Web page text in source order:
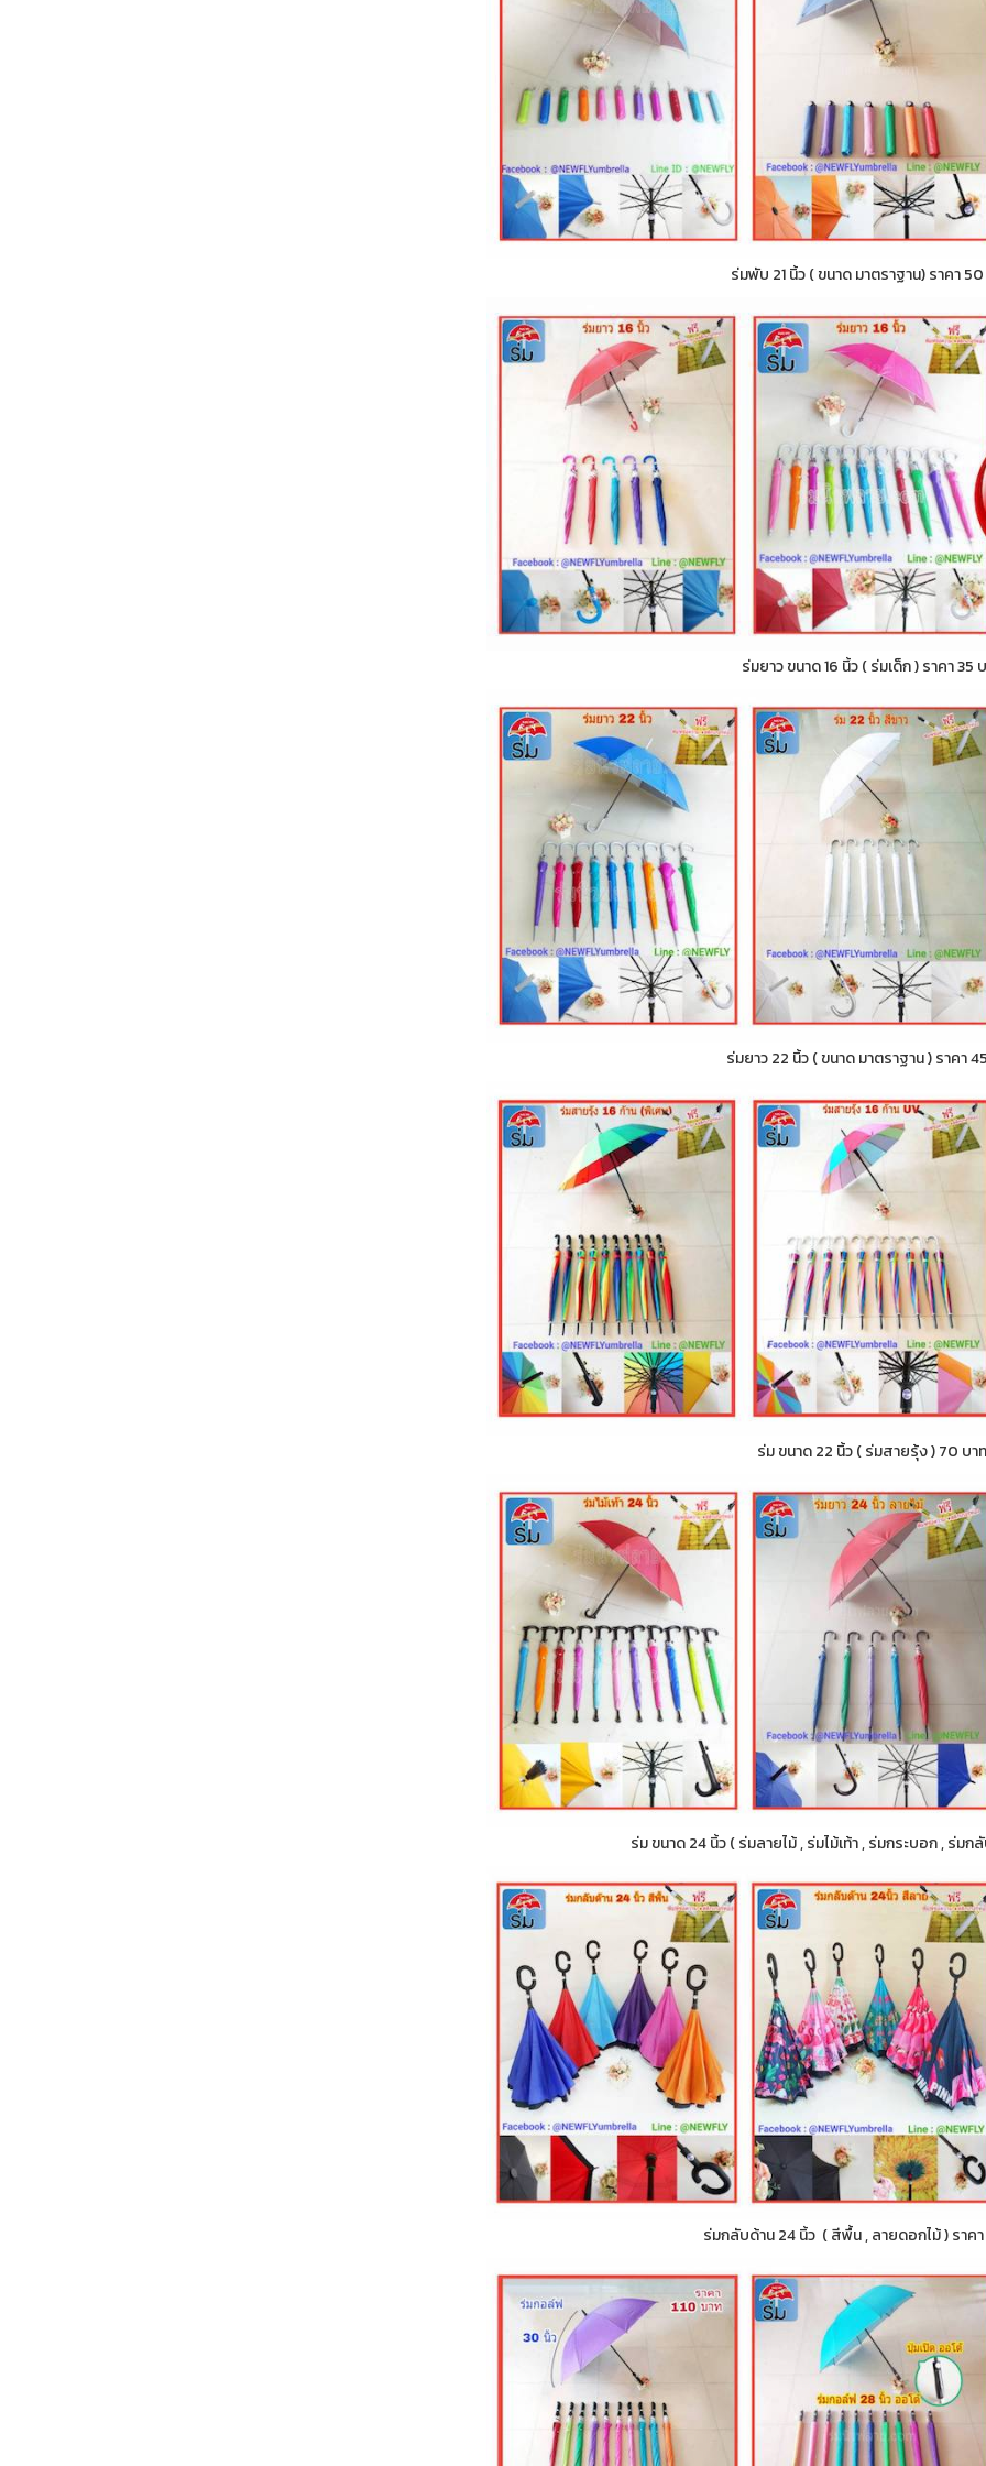
ร่มพับ 21 นิ้ว ( ขนาด มาตราฐาน) ราคา
ร่มยาว ขนาด 16 นิ้ว ( ร่มเด็ก ) ราคา 35
ร่มยาว 22 นิ้ว ( ขนาด มาตราฐาน ) ราคา
ร่ม ขนาด 22 นิ้ว ( ร่มสายรุ้ง ) 70 บาท
ร่ม ขนาด 24 นิ้ว ( ร่มลายไม้ , ร่มไม้เท้า , ร่มกระบอก , ร่มก
ร่มกลับด้าน 24 นิ้ว ( สีพื้น , ลายดอกไม้ ) ราค